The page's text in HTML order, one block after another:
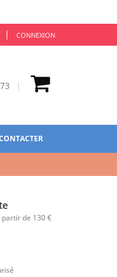
CONNEXION
de 130 €